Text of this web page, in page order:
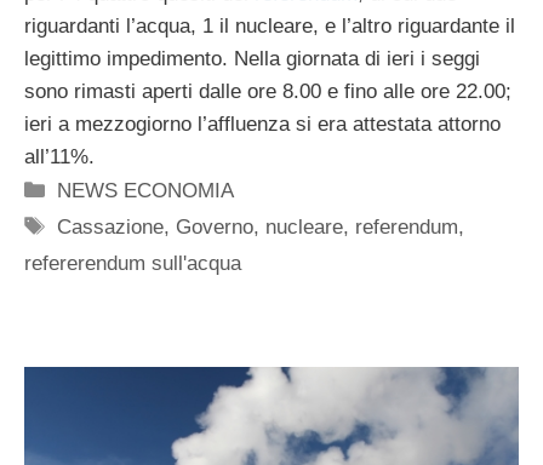
riguardanti l’acqua, 1 il nucleare, e l’altro riguardante il
legittimo impedimento. Nella giornata di ieri i seggi
sono rimasti aperti dalle ore 8.00 e fino alle ore 22.00;
ieri a mezzogiorno l’affluenza si era attestata attorno
all’11%.
Categorie
NEWS ECONOMIA
Tag
Cassazione, Governo, nucleare, referendum,
refererendum sull'acqua